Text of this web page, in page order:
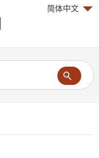
简体中文